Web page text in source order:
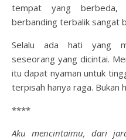
tempat yang berbeda,
berbanding terbalik sangat
Selalu ada hati yang
seseorang yang dicintai.
itu dapat nyaman untuk
terpisah hanya raga. Bukan
****
Aku mencintaimu, dari